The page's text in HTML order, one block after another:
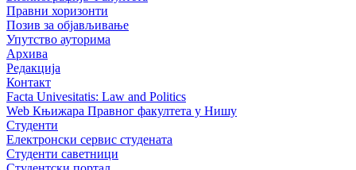
Правни хоризонти
Позив за објављивање
Упутство ауторима
Архива
Редакција
Контакт
Facta Univesitatis: Law and Politics
Web Књижара Правног факултета у Нишу
Студенти
Електронски сервис студената
Студенти саветници